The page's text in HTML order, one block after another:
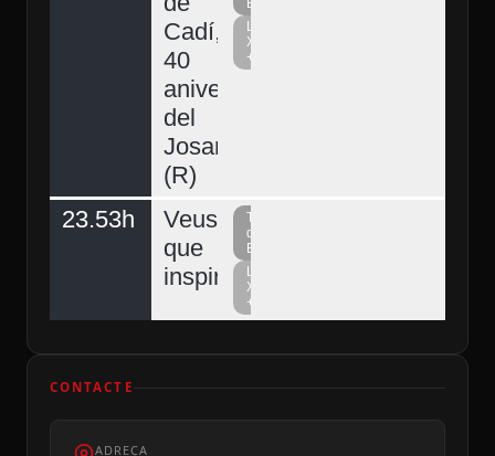
Cadí,
40
aniversari
del
Josart
(R)
Berguedà
La
Xarxa
+
23.53h
Veus
que
inspiren
Televisió
del
Berguedà
La
Xarxa
+
CONTACTE
ADREÇA